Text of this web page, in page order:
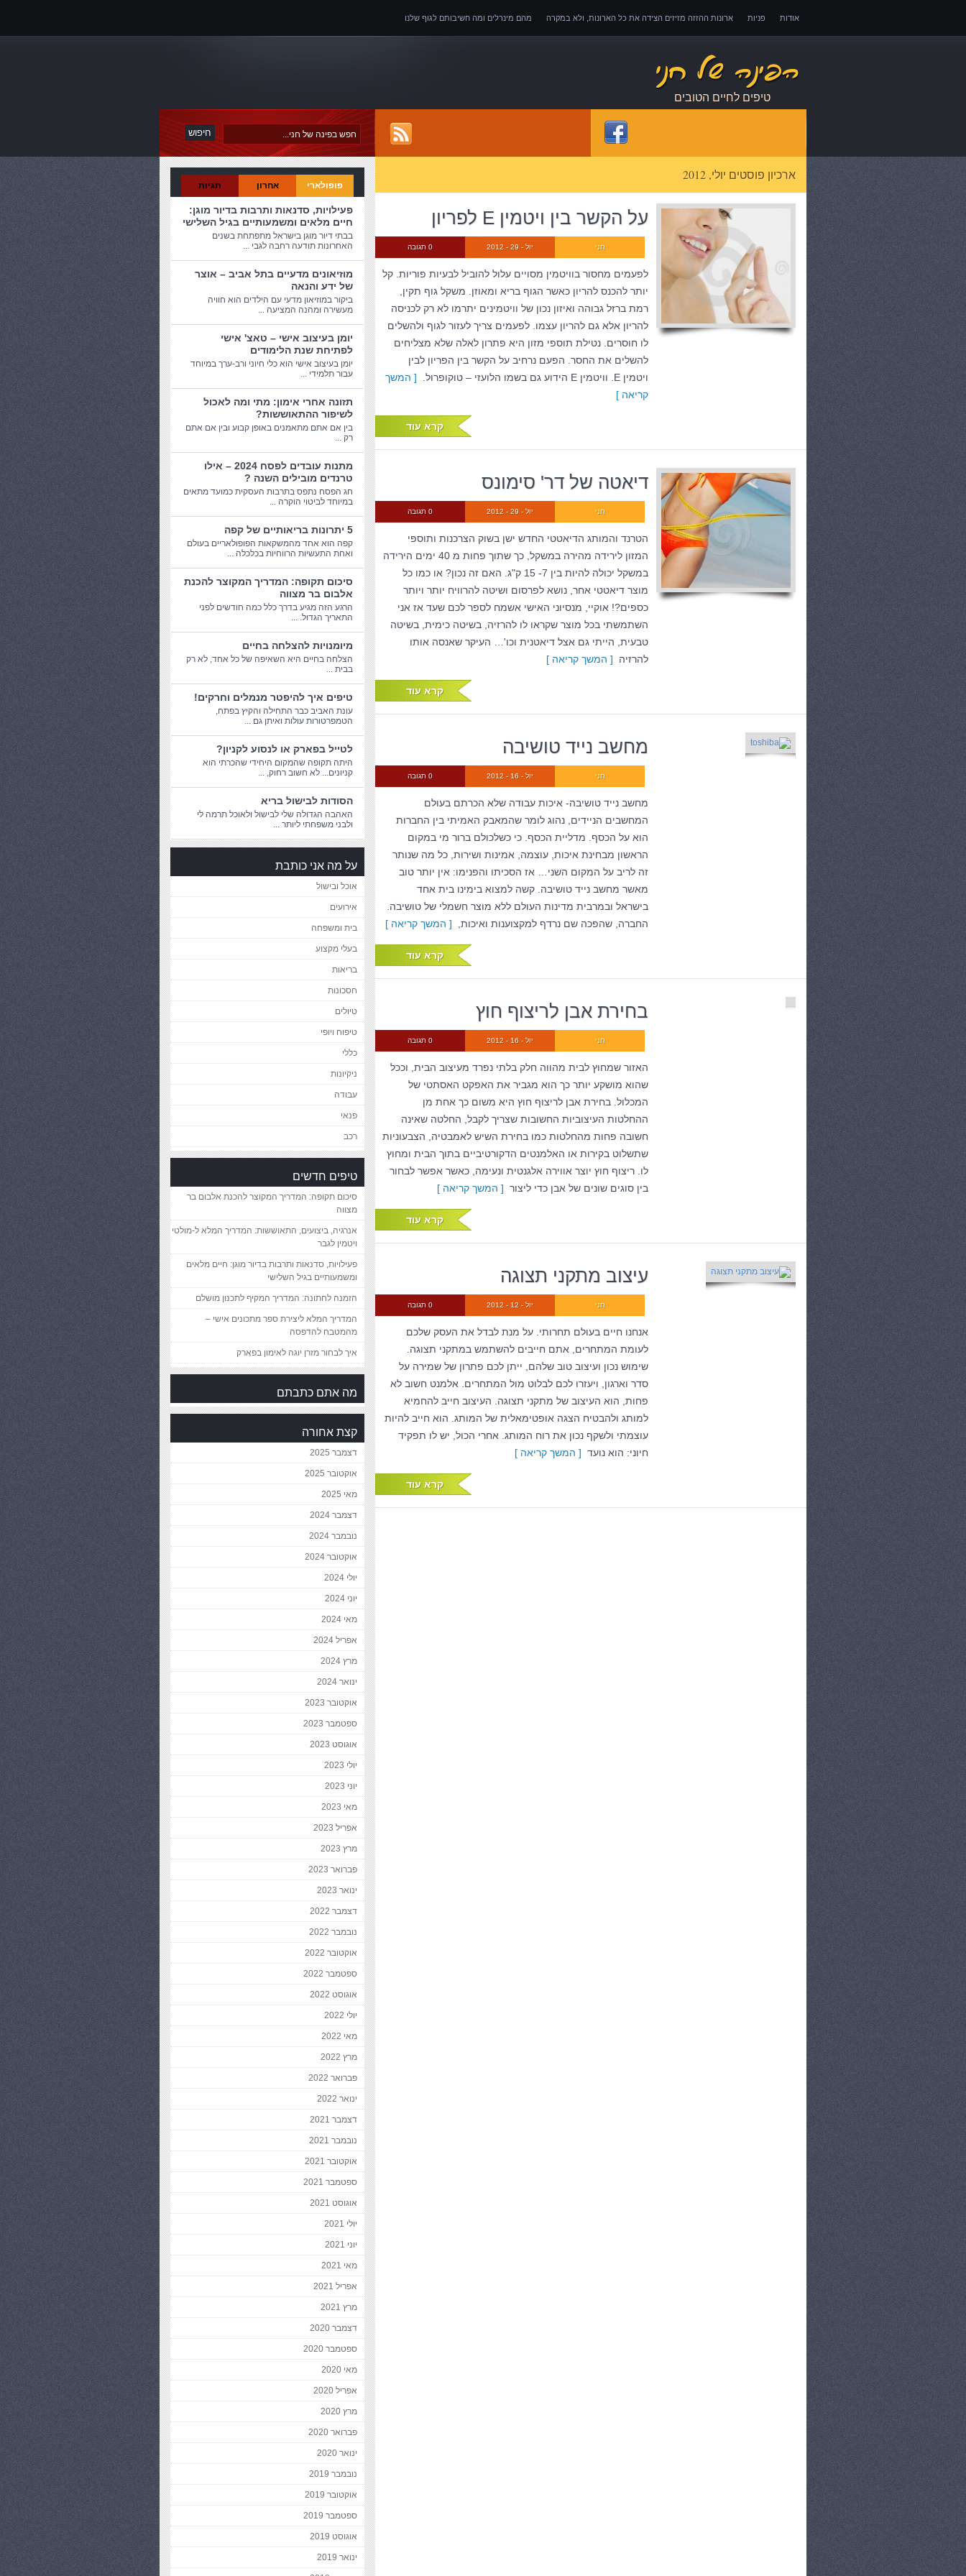
אודות פניות ארונות ההזזה מזיזים הצידה את כל הארונות, ולא במקרה מהם מינרלים ומה חשיבותם לגוף שלנו
אובדן כושר עבודה – כיצד לממש זכויות במקרה של אובדן כושר עבודה
טיפים לחיים הטובים
ארכיון פוסטים יולי, 2012
על הקשר בין ויטמין E לפריון
0 תגובה יול - 29 - 2012 חני
לפעמים מחסור בוויטמין מסויים עלול להוביל לבעיות פוריות. קל
יותר להכנס להריון כאשר הגוף בריא ומאוזן. משקל גוף תקין,
רמת ברזל גבוהה ואיזון נכון של וויטמינים יתרמו לא רק לכניסה
להריון אלא גם להריון עצמו. לפעמים צריך לעזור לגוף ולהשלים
לו חוסרים. נטילת תוספי מזון היא פתרון לאלה שלא מצליחים
להשלים את החסר. הפעם נרחיב על הקשר בין הפריון לבין
ויטמין E. וויטמין E הידוע גם בשמו הלועזי – טוקופרול.
[ המשך
קריאה ]
קרא עוד
דיאטה של דר' סימונס
0 תגובה יול - 29 - 2012 חני
הטרנד והמותג הדיאטטי החדש ישן בשוק הצרכנות ותוספי
המזון לירידה מהירה במשקל, כך שתוך פחות מ 40 ימים הירידה
במשקל יכולה להיות בין 7- 15 ק"ג. האם זה נכון? או כמו כל
מוצר דיאטטי אחר, נושא לפרסום ושיטה להרוויח יותר ויותר
כספים?! אוקיי, מנסיוני האישי אשמח לספר לכם שעד אז אני
השתמשתי בכל מוצר שקראו לו להרזיה, בשיטה כימית, בשיטה
טבעית, הייתי גם אצל דיאטנית וכו'… העיקר שאנסה אותו
להרזיה [ המשך קריאה ]
קרא עוד
מחשב נייד טושיבה
0 תגובה יול - 16 - 2012 חני
מחשב נייד טושיבה- איכות עבודה שלא הכרתם בעולם
המחשבים הניידים, נהוג לומר שהמאבק האמיתי בין החברות
הוא על הכסף. מדליית הכסף. כי כשלכולם ברור מי במקום
הראשון מבחינת איכות, עוצמה, אמינות ושירות, כל מה שנותר
זה לריב על המקום השני… אז הסכיתו והפנימו: אין יותר טוב
מאשר מחשב נייד טושיבה. קשה למצוא בימינו בית אחד
בישראל ובמרבית מדינות העולם ללא מוצר חשמלי של טושיבה.
החברה, שהפכה שם נרדף למקצוענות ואיכות,
[ המשך קריאה ]
קרא עוד
בחירת אבן לריצוף חוץ
0 תגובה יול - 16 - 2012 חני
האזור שמחוץ לבית מהווה חלק בלתי נפרד מעיצוב הבית, וככל
שהוא מושקע יותר כך הוא מגביר את האפקט האסתטי של
המכלול. בחירת אבן לריצוף חוץ היא משום כך אחת מן
ההחלטות העיצוביות החשובות שצריך לקבל, החלטה שאינה
חשובה פחות מהחלטות כמו בחירת השיש לאמבטיה, הצבעוניות
שתשלוט בקירות או האלמנטים הדקורטיביים בתוך הבית ומחוץ
לו. ריצוף חוץ יוצר אווירה אלגנטית ונעימה, כאשר אפשר לבחור
בין סוגים שונים של אבן כדי ליצור [ המשך קריאה ]
קרא עוד
עיצוב מתקני תצוגה
0 תגובה יול - 12 - 2012 חני
אנחנו חיים בעולם תחרותי. על מנת לבדל את העסק שלכם
לעומת המתחרים, אתם חייבים להשתמש במתקני תצוגה.
שימוש נכון ועיצוב טוב שלהם, ייתן לכם פתרון של שמירה על
סדר וארגון, ויעזרו לכם לבלוט מול המתחרים. אלמנט חשוב לא
פחות, הוא העיצוב של מתקני תצוגה. העיצוב חייב להחמיא
למותג ולהבטיח הצגה אופטימאלית של המותג. הוא חייב להיות
עוצמתי ולשקף נכון את רוח המותג. אחרי הכול, יש לו תפקיד
חיוני: הוא נועד [ המשך קריאה ]
קרא עוד
פופולארי אחרון תגיות
פעילויות, סדנאות ותרבות בדיור מוגן:
חיים מלאים ומשמעותיים בגיל השלישי
בבתי דיור מוגן בישראל מתפתחת בשנים
האחרונות תודעה רחבה לגבי ...
מוזיאונים מדעיים בתל אביב – אוצר
של ידע והנאה
ביקור במוזיאון מדעי עם הילדים הוא חוויה
מעשירה ומהנה המציעה ...
יומן בעיצוב אישי – טאצ' אישי
לפתיחת שנת הלימודים
יומן בעיצוב אישי הוא כלי חיוני ורב-ערך במיוחד
עבור תלמידי ...
תזונה אחרי אימון: מתי ומה לאכול
לשיפור ההתאוששות?
בין אם אתם מתאמנים באופן קבוע ובין אם אתם
רק ...
מתנות עובדים לפסח 2024 – אילו
טרנדים מובילים השנה ?
חג הפסח נתפס בתרבות העסקית כמועד מתאים
במיוחד לביטוי הוקרה ...
5 יתרונות בריאותיים של קפה
קפה הוא אחד מהמשקאות הפופולאריים בעולם
ואחת התעשיות הרווחיות בכלכלה ...
סיכום תקופה: המדריך המקוצר להכנת
אלבום בר מצווה
הרגע הזה מגיע בדרך כלל כמה חודשים לפני
התאריך הגדול. ...
מיומנויות להצלחה בחיים
הצלחה בחיים היא השאיפה של כל אחד, לא רק
בבית ...
טיפים איך להיפטר מנמלים וחרקים!
עונת האביב כבר התחילה והקיץ בפתח,
הטמפרטורות עולות ואיתן גם ...
לטייל בפארק או לנסוע לקניון?
היתה תקופה שהמקום היחידי שהכרתי הוא
קניונים... לא חשוב רחוק, ...
הסודות לבישול בריא
האהבה הגדולה שלי לבישול ולאוכל תרמה לי
ולבני משפחתי ליותר ...
על מה אני כותבת
אוכל ובישול
אירועים
בית ומשפחה
בעלי מקצוע
בריאות
חסכונות
טיולים
טיפוח ויופי
כללי
ניקיונות
עבודה
פנאי
רכב
טיפים חדשים
סיכום תקופה: המדריך המקוצר להכנת אלבום בר
מצווה
אנרגיה, ביצועים, התאוששות: המדריך המלא ל-מולטי
ויטמין לגבר
פעילויות, סדנאות ותרבות בדיור מוגן: חיים מלאים
ומשמעותיים בגיל השלישי
הזמנה לחתונה: המדריך המקיף לתכנון מושלם
המדריך המלא ליצירת ספר מתכונים אישי –
מהמטבח להדפסה
איך לבחור מזרן יוגה לאימון בפארק
מה אתם כתבתם
קצת אחורה
דצמבר 2025
אוקטובר 2025
מאי 2025
דצמבר 2024
נובמבר 2024
אוקטובר 2024
יולי 2024
יוני 2024
מאי 2024
אפריל 2024
מרץ 2024
ינואר 2024
אוקטובר 2023
ספטמבר 2023
אוגוסט 2023
יולי 2023
יוני 2023
מאי 2023
אפריל 2023
מרץ 2023
פברואר 2023
ינואר 2023
דצמבר 2022
נובמבר 2022
אוקטובר 2022
ספטמבר 2022
אוגוסט 2022
יולי 2022
מאי 2022
מרץ 2022
פברואר 2022
ינואר 2022
דצמבר 2021
נובמבר 2021
אוקטובר 2021
ספטמבר 2021
אוגוסט 2021
יולי 2021
יוני 2021
מאי 2021
אפריל 2021
מרץ 2021
דצמבר 2020
ספטמבר 2020
מאי 2020
אפריל 2020
מרץ 2020
פברואר 2020
ינואר 2020
נובמבר 2019
אוקטובר 2019
ספטמבר 2019
אוגוסט 2019
ינואר 2019